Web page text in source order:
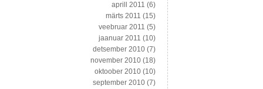
aprill 2011 (6)
märts 2011 (15)
veebruar 2011 (5)
jaanuar 2011 (10)
detsember 2010 (7)
november 2010 (18)
oktoober 2010 (10)
september 2010 (7)